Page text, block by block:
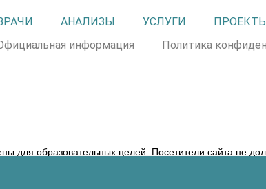
АНАЛИЗЫ УСЛУГИ ПРОЕКТЫ
информация
Политика
образовательных целей. Посетители сайта не
исключительной прерогативой вашего лечащего
информации, размещенной на сайте dmemed.ru